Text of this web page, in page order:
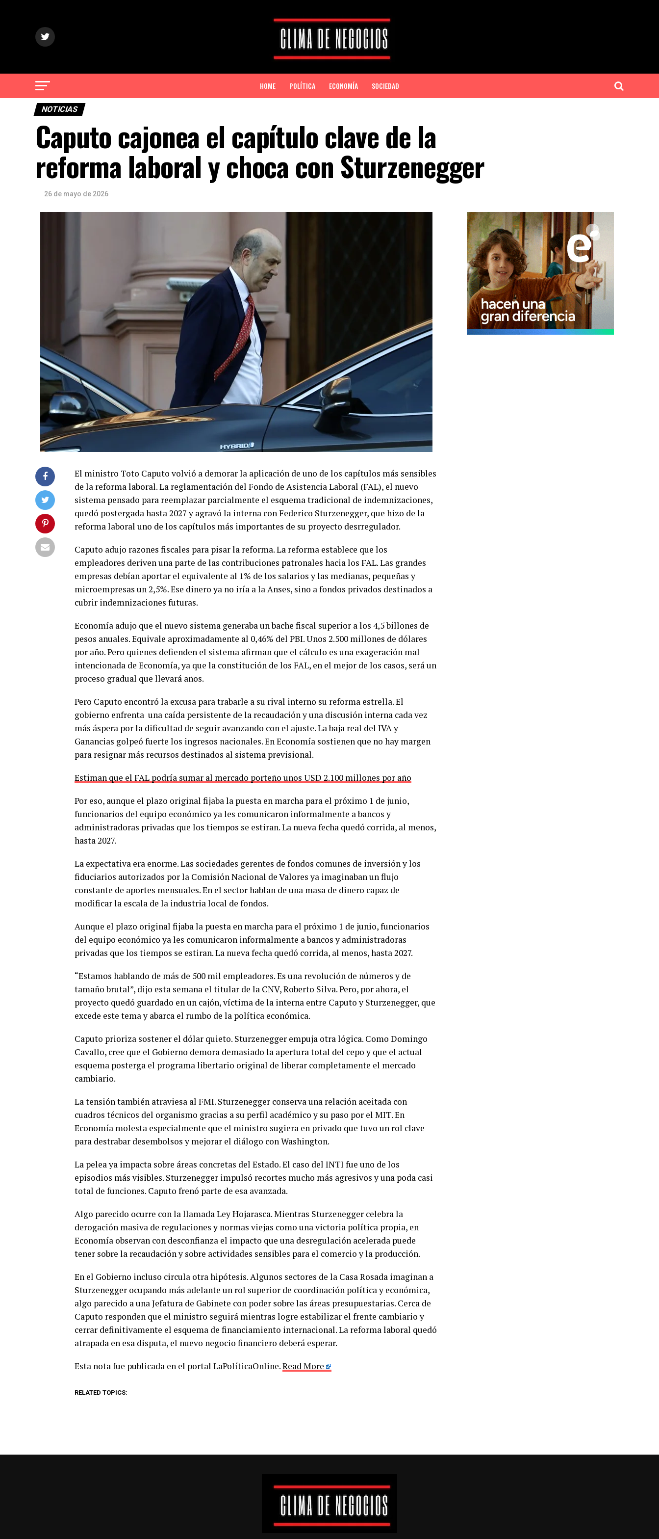
HOME POLÍTICA ECONOMÍA SOCIEDAD
NOTICIAS
Caputo cajonea el capítulo clave de la
reforma laboral y choca con Sturzenegger
26 de mayo de 2026
El ministro Toto Caputo volvió a demorar la aplicación de uno de los capítulos más sensibles
de la reforma laboral. La reglamentación del Fondo de Asistencia Laboral (FAL), el nuevo
sistema pensado para reemplazar parcialmente el esquema tradicional de indemnizaciones,
quedó postergada hasta 2027 y agravó la interna con Federico Sturzenegger, que hizo de la
reforma laboral uno de los capítulos más importantes de su proyecto desrregulador.
Caputo adujo razones fiscales para pisar la reforma. La reforma establece que los
empleadores deriven una parte de las contribuciones patronales hacia los FAL. Las grandes
empresas debían aportar el equivalente al 1% de los salarios y las medianas, pequeñas y
microempresas un 2,5%. Ese dinero ya no iría a la Anses, sino a fondos privados destinados a
cubrir indemnizaciones futuras.
Economía adujo que el nuevo sistema generaba un bache fiscal superior a los 4,5 billones de
pesos anuales. Equivale aproximadamente al 0,46% del PBI. Unos 2.500 millones de dólares
por año. Pero quienes defienden el sistema afirman que el cálculo es una exageración mal
intencionada de Economía, ya que la constitución de los FAL, en el mejor de los casos, será un
proceso gradual que llevará años.
Pero Caputo encontró la excusa para trabarle a su rival interno su reforma estrella. El
gobierno enfrenta una caída persistente de la recaudación y una discusión interna cada vez
más áspera por la dificultad de seguir avanzando con el ajuste. La baja real del IVA y
Ganancias golpeó fuerte los ingresos nacionales. En Economía sostienen que no hay margen
para resignar más recursos destinados al sistema previsional.
Estiman que el FAL podría sumar al mercado porteño unos USD 2.100 millones por año
Por eso, aunque el plazo original fijaba la puesta en marcha para el próximo 1 de junio,
funcionarios del equipo económico ya les comunicaron informalmente a bancos y
administradoras privadas que los tiempos se estiran. La nueva fecha quedó corrida, al menos,
hasta 2027.
La expectativa era enorme. Las sociedades gerentes de fondos comunes de inversión y los
fiduciarios autorizados por la Comisión Nacional de Valores ya imaginaban un flujo
constante de aportes mensuales. En el sector hablan de una masa de dinero capaz de
modificar la escala de la industria local de fondos.
Aunque el plazo original fijaba la puesta en marcha para el próximo 1 de junio, funcionarios
del equipo económico ya les comunicaron informalmente a bancos y administradoras
privadas que los tiempos se estiran. La nueva fecha quedó corrida, al menos, hasta 2027.
“Estamos hablando de más de 500 mil empleadores. Es una revolución de números y de
tamaño brutal”, dijo esta semana el titular de la CNV, Roberto Silva. Pero, por ahora, el
proyecto quedó guardado en un cajón, víctima de la interna entre Caputo y Sturzenegger, que
excede este tema y abarca el rumbo de la política económica.
Caputo prioriza sostener el dólar quieto. Sturzenegger empuja otra lógica. Como Domingo
Cavallo, cree que el Gobierno demora demasiado la apertura total del cepo y que el actual
esquema posterga el programa libertario original de liberar completamente el mercado
cambiario.
La tensión también atraviesa al FMI. Sturzenegger conserva una relación aceitada con
cuadros técnicos del organismo gracias a su perfil académico y su paso por el MIT. En
Economía molesta especialmente que el ministro sugiera en privado que tuvo un rol clave
para destrabar desembolsos y mejorar el diálogo con Washington.
La pelea ya impacta sobre áreas concretas del Estado. El caso del INTI fue uno de los
episodios más visibles. Sturzenegger impulsó recortes mucho más agresivos y una poda casi
total de funciones. Caputo frenó parte de esa avanzada.
Algo parecido ocurre con la llamada Ley Hojarasca. Mientras Sturzenegger celebra la
derogación masiva de regulaciones y normas viejas como una victoria política propia, en
Economía observan con desconfianza el impacto que una desregulación acelerada puede
tener sobre la recaudación y sobre actividades sensibles para el comercio y la producción.
En el Gobierno incluso circula otra hipótesis. Algunos sectores de la Casa Rosada imaginan a
Sturzenegger ocupando más adelante un rol superior de coordinación política y económica,
algo parecido a una Jefatura de Gabinete con poder sobre las áreas presupuestarias. Cerca de
Caputo responden que el ministro seguirá mientras logre estabilizar el frente cambiario y
cerrar definitivamente el esquema de financiamiento internacional. La reforma laboral quedó
atrapada en esa disputa, el nuevo negocio financiero deberá esperar.
Esta nota fue publicada en el portal LaPolíticaOnline.Read More
RELATED TOPICS: